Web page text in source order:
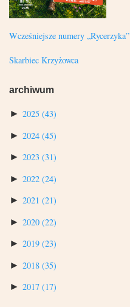
Wcześniejsze numery „Rycerzyka”
Skarbiec Krzyżowca
archiwum
► 2025 (43)
► 2024 (45)
► 2023 (31)
► 2022 (24)
► 2021 (21)
► 2020 (22)
► 2019 (23)
► 2018 (35)
► 2017 (17)